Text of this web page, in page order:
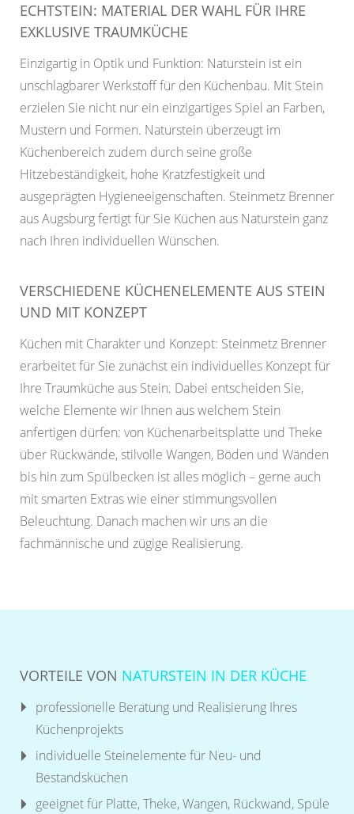
ECHTSTEIN: MATERIAL DER WAHL FÜR IHRE
EXKLUSIVE TRAUMKÜCHE
Einzigartig in Optik und Funktion: Naturstein ist ein
unschlagbarer Werkstoff für den Küchenbau. Mit Stein
erzielen Sie nicht nur ein einzigartiges Spiel an Farben,
Mustern und Formen. Naturstein überzeugt im
Küchenbereich zudem durch seine große
Hitzebeständigkeit, hohe Kratzfestigkeit und
ausgeprägten Hygieneeigenschaften. Steinmetz Brenner
aus Augsburg fertigt für Sie Küchen aus Naturstein ganz
nach Ihren individuellen Wünschen.
VERSCHIEDENE KÜCHENELEMENTE AUS STEIN
UND MIT KONZEPT
Küchen mit Charakter und Konzept: Steinmetz Brenner
erarbeitet für Sie zunächst ein individuelles Konzept für
Ihre Traumküche aus Stein. Dabei entscheiden Sie,
welche Elemente wir Ihnen aus welchem Stein
anfertigen dürfen: von Küchenarbeitsplatte und Theke
über Rückwände, stilvolle Wangen, Böden und Wänden
bis hin zum Spülbecken ist alles möglich – gerne auch
mit smarten Extras wie einer stimmungsvollen
Beleuchtung. Danach machen wir uns an die
fachmännische und zügige Realisierung.
VORTEILE VON NATURSTEIN IN DER KÜCHE
professionelle Beratung und Realisierung Ihres
Küchenprojekts
individuelle Steinelemente für Neu- und
Bestandsküchen
geeignet für Platte, Theke, Wangen, Rückwand, Spüle